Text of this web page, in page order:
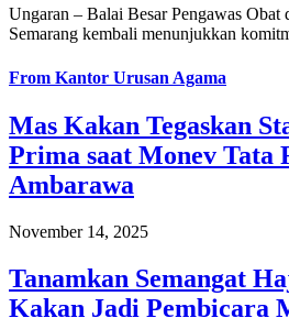
Ungaran – Balai Besar Pengawas
Semarang kembali menunjukkan
From Kantor Urusan Agama
Mas Kakan Tegaskan
Prima saat Monev Tata
Ambarawa
November 14, 2025
Tanamkan Semangat
Kakan Jadi Pembicara